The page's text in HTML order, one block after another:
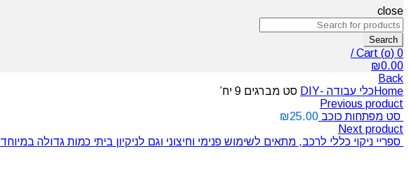
close
Search
Cart (o) 0
/
₪0.00
Back
Homeכלי עבודה -DIY
סט מברגים 9 יח’
Previous product
סט מפתחות כוכב
₪25.00
Next product
ספריי ניקוי כללי לרכב, מתאים לשימוש פנימי וחיצוני וגם לניקיון ביתי כמות גדולה במיוחד 1 ליטר!!! במחיר ללא תחרות!!